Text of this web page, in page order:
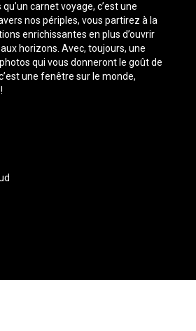
carnet voyage, c’est une
nos périples, vous partirez à la
enrichissantes en plus d’ouvrir
horizons. Avec, toujours, une
qui vous donneront le goût de
une fenêtre sur le monde,